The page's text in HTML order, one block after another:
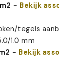
- Bekijk
tegels
1.0 mm
- Bekijk